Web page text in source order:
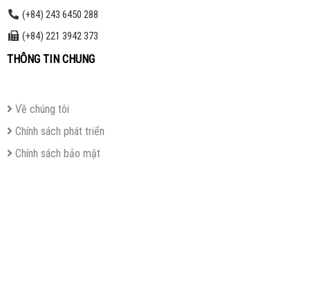
(+84) 243 6450 288
(+84) 221 3942 373
THÔNG TIN CHUNG
Về chúng tôi
Chính sách phát triển
Chính sách bảo mật